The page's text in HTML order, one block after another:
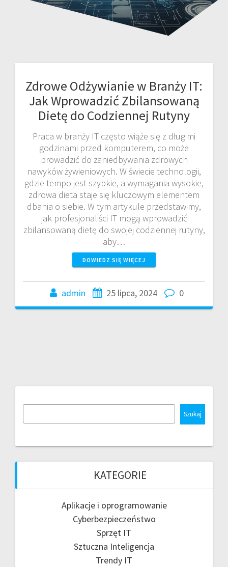
Zdrowe Odżywianie w Branży IT:
Jak Wprowadzić Zbilansowaną
Dietę do Codziennej Rutyny
Praca w branży IT często wiąże się z długimi
godzinami przed komputerem, co może
prowadzić do zaniedbywania zdrowych
nawyków żywieniowych. W świecie technologii,
gdzie tempo jest szybkie, a wymagania wysokie,
zdrowa dieta staje się kluczowym elementem
dbania o siebie. W tym artykule przedstawimy,
jak profesjonaliści IT mogą wprowadzić
zbilansowaną dietę do swojej codziennej rutyny,
aby…
DOWIEDZ SIĘ WIĘCEJ
admin 25 lipca, 2024 0
Szukaj
KATEGORIE
Aplikacje i oprogramowanie
Cyberbezpieczeństwo
Sprzęt IT
Sztuczna Inteligencja
Trendy IT